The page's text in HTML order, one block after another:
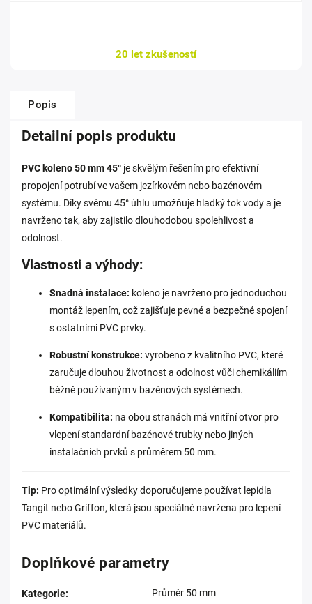
20 let zkušeností
Popis
Detailní popis produktu
PVC koleno 50 mm 45° je skvělým řešením pro efektivní
propojení potrubí ve vašem jezírkovém nebo bazénovém
systému. Díky svému 45° úhlu umožňuje hladký tok vody a je
navrženo tak, aby zajistilo dlouhodobou spolehlivost a
odolnost.
Vlastnosti a výhody:
Snadná instalace: koleno je navrženo pro jednoduchou
montáž lepením, což zajišťuje pevné a bezpečné spojení
s ostatními PVC prvky.
Robustní konstrukce: vyrobeno z kvalitního PVC, které
zaručuje dlouhou životnost a odolnost vůči chemikáliím
běžně používaným v bazénových systémech.
Kompatibilita: na obou stranách má vnitřní otvor pro
vlepení standardní bazénové trubky nebo jiných
instalačních prvků s průměrem 50 mm.
Tip: Pro optimální výsledky doporučujeme používat lepidla
Tangit nebo Griffon, která jsou speciálně navržena pro lepení
PVC materiálů.
Doplňkové parametry
Kategorie:
Průměr 50 mm